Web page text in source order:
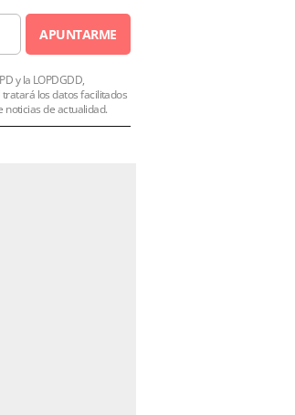
APUNTARME
y la LOPDGDD,
tratará los datos facilitados
de actualidad.